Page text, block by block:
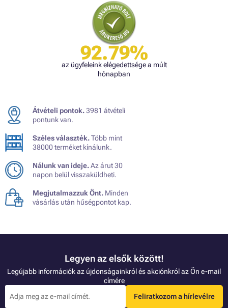
92.79%
az ügyfeleink elégedettsége a múlt
hónapban
Átvételi pontok.3981 átvételi
pontunk van.
Széles választék.Több mint
38000 terméket kínálunk.
Nálunk van ideje.Az árut 30
napon belül visszaküldheti.
Megjutalmazzuk Önt. Minden
vásárlás után hűségpontot kap.
Legyen az elsők között!
Legújabb információk az újdonságainkról és akciónkról az Ön e-mail
címére
Feliratkozom a hírlevélre